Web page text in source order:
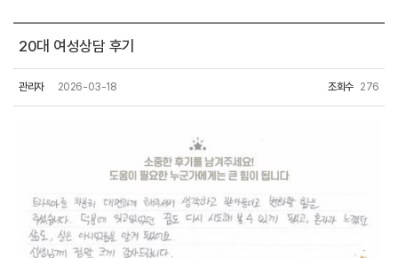
20대 여성상담 후기
관리자 2026-03-18 조회수 276